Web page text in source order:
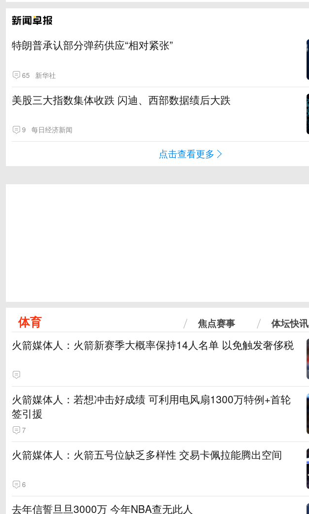
特朗普承认部分弹药供应“相对紧张”
65 新华社
美股三大指数集体收跌 闪迪、西部数据绩后大跌
9 每日经济新闻
点击查看更多
体育 焦点赛事 体坛快讯
火箭媒体人：火箭新赛季大概率保持14人名单 以免触发奢侈税
火箭媒体人：若想冲击好成绩 可利用电风扇1300万特例+首轮
签引援
7
火箭媒体人：火箭五号位缺乏多样性 交易卡佩拉能腾出空间
6
去年信誓旦旦3000万 今年NBA查无此人